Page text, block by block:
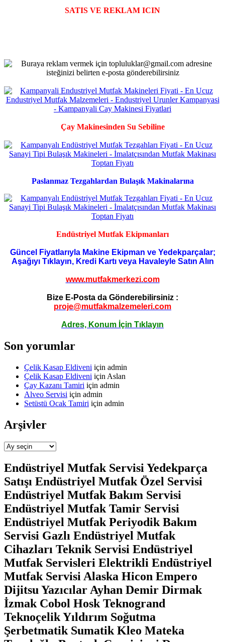
SATIS VE REKLAM ICIN
Çay Makinesinden Su Sebiline
Paslanmaz Tezgahlardan Bulaşık Makinalarına
Endüstriyel Mutfak Ekipmanları
Güncel Fiyatlarıyla Makine Ekipman ve Yedekparçalar;
Aşağıyı Tıklayın, Kredi Kartı veya Havaleyle Satın Alın
www.mutfakmerkezi.com
Bize E-Posta da Gönderebilirsiniz :
proje@mutfakmalzemeleri.com
Adres, Konum İçin Tıklayın
Son yorumlar
Çelik Kasap Eldiveni için admin
Çelik Kasap Eldiveni için Aslan
Çay Kazanı Tamiri için admin
Alveo Servisi için admin
Setüstü Ocak Tamiri için admin
Arşivler
Arşivler
Endüstriyel Mutfak Servisi Yedekparça
Satışı Endüstriyel Mutfak Özel Servisi
Endüstriyel Mutfak Bakım Servisi
Endüstriyel Mutfak Tamir Servisi
Endüstriyel Mutfak Periyodik Bakım
Servisi Gazlı Endüstriyel Mutfak
Cihazları Teknik Servisi Endüstriyel
Mutfak Servisleri Elektrikli Endüstriyel
Mutfak Servisi Alaska Hicon Empero
Dijitsu Yazıcılar Ayhan Demir Dirmak
İzmak Cobol Hosk Teknogrand
Teknoçelik Yıldırım Soğutma
Şerbetmatik Sumatik Kleo Mateka